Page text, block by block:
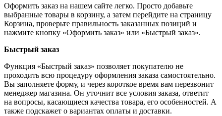
Оформить заказ на нашем сайте легко. Просто добавьте
выбранные товары в корзину, а затем перейдите на страницу
Корзина, проверьте правильность заказанных позиций и
нажмите кнопку «Оформить заказ» или «Быстрый заказ».
Быстрый заказ
Функция «Быстрый заказ» позволяет покупателю не
проходить всю процедуру оформления заказа самостоятельно.
Вы заполняете форму, и через короткое время вам перезвонит
менеджер магазина. Он уточнит все условия заказа, ответит
на вопросы, касающиеся качества товара, его особенностей. А
также подскажет о вариантах оплаты и доставки.